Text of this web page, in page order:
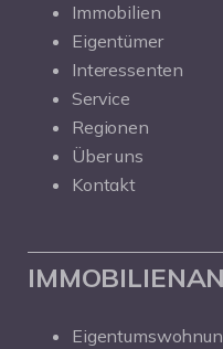
Immobilien
Eigentümer
Interessenten
Service
Regionen
Über uns
Kontakt